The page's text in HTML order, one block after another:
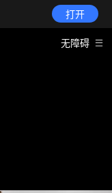
打开
无障碍